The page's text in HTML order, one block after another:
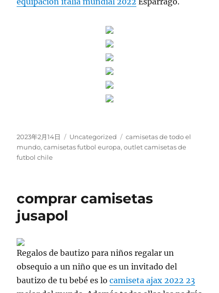
Publicado
el
2023年2月14日 Categorías
Uncategorized Etiquetas
camisetas de todo el
mundo,camisetas futbol europa,outlet camisetas de
futbol chile
comprar camisetas
jusapol
Regalos de bautizo para niños regalar un
obsequio a un niño que es un invitado del
bautizo de tu bebé es locamiseta ajax 2022 23